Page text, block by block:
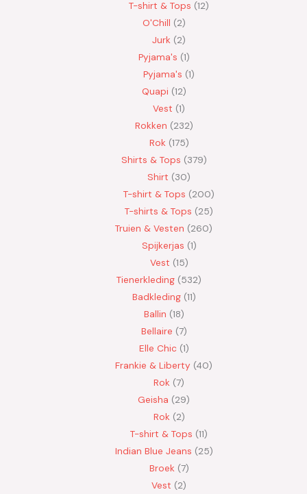
T-shirt & Tops 12
O'Chill 2
Jurk 2
Pyjama's 1
Pyjama's 1
Quapi 12
Vest 1
Rokken 232
Rok 175
Shirts & Tops 379
Shirt
30
T-shirt & Tops
200
T-shirts & Tops
25
Truien & Vesten
260
Spijkerjas 1
Vest 15
Tienerkleding 532
Badkleding 11
Ballin 18
Bellaire 7
Elle Chic 1
Frankie & Liberty 40
Rok 7
Geisha
29
Rok 2
T-shirt & Tops 11
Indian Blue Jeans 25
Broek 7
Vest
2